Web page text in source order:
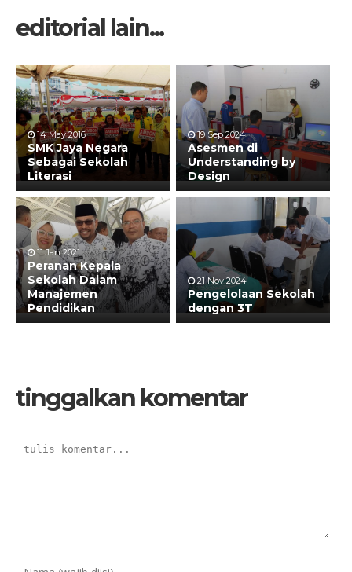
editorial lain...
14 May 2016
SMK Jaya Negara
Sebagai Sekolah
Literasi
19 Sep 2024
Asesmen di
Understanding by
Design
11 Jan 2021
Peranan Kepala
Sekolah Dalam
Manajemen
Pendidikan
21 Nov 2024
Pengelolaan Sekolah
dengan 3T
tinggalkan komentar